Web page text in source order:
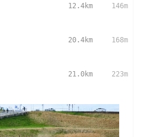
12.4km 146m
20.4km 168m
21.0km 223m